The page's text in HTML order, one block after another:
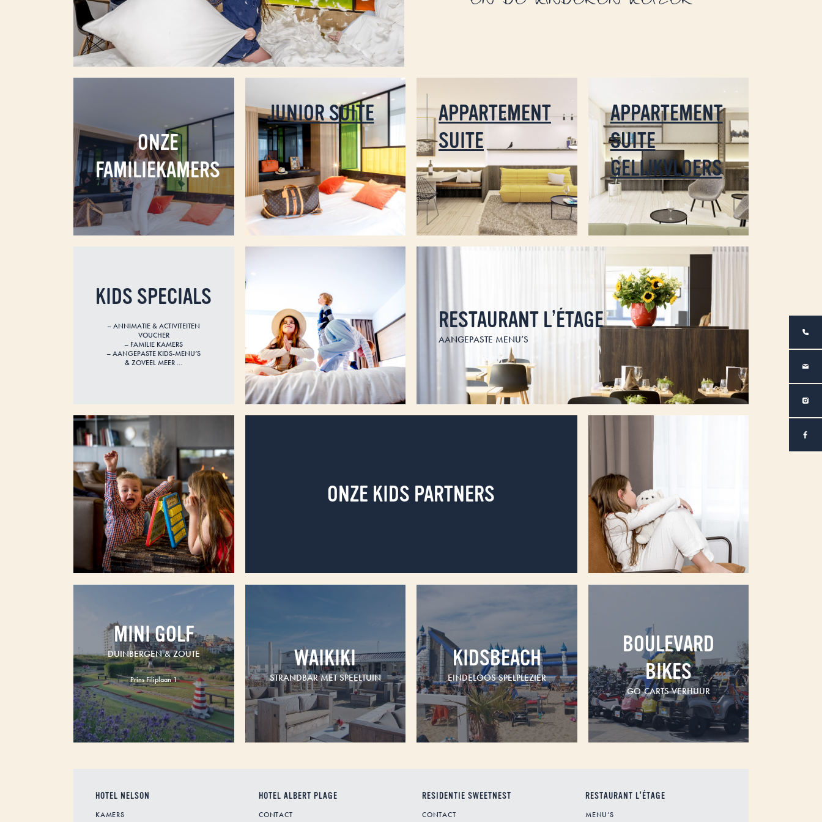
ONZE
FAMILIEKAMERS
JUNIOR SUITE
APPARTEMENT
SUITE
APPARTEMENT
SUITE
GELIJKVLOERS
KIDS SPECIALS
– ANNIMATIE & ACTIVITEITEN
VOUCHER
– FAMILIE KAMERS
– AANGEPASTE KIDS-MENU’S
& ZOVEEL MEER …
RESTAURANT L’ÉTAGE
AANGEPASTE MENU’S
ONZE KIDS PARTNERS
MINI GOLF
DUINBERGEN & ZOUTE
Prins Filiplaan 1
WAIKIKI
STRANDBAR MET SPEELTUIN
KIDSBEACH
EINDELOOS SPELPLEZIER
BOULEVARD
BIKES
GO-CARTS VERHUUR
HOTEL NELSON
KAMERS
HOTEL ALBERT PLAGE
CONTACT
RESIDENTIE SWEETNEST
CONTACT
RESTAURANT L'ÉTAGE
MENU’S